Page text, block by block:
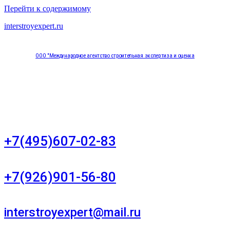
Перейти к содержимому
interstroyexpert.ru
ООО "Международное агентство строительная экспертиза и оценка
+7(495)607-02-83
+7(926)901-56-80
interstroyexpert@mail.ru